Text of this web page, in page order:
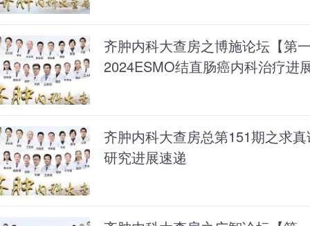
齐肿内科大查房之博施论坛【第
2024ESMO结直肠癌内科治疗进
齐肿内科大查房总第151期之求
研究进展速递